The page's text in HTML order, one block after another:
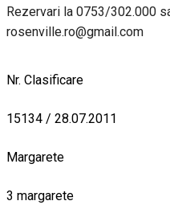
Rezervari la 0753/302.000
rosenville.ro@gmail.com
Nr. Clasificare
15134 / 28.07.2011
Margarete
3 margarete